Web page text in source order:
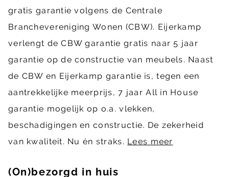
gratis garantie volgens de Centrale
Branchevereniging Wonen (CBW). Eijerkamp
verlengt de CBW garantie gratis naar 5 jaar
garantie op de constructie van meubels. Naast
de CBW en Eijerkamp garantie is, tegen een
aantrekkelijke meerprijs, 7 jaar All in House
garantie mogelijk op o.a. vlekken,
beschadigingen en constructie. De zekerheid
van kwaliteit. Nu én straks. Lees meer
(On)bezorgd in huis